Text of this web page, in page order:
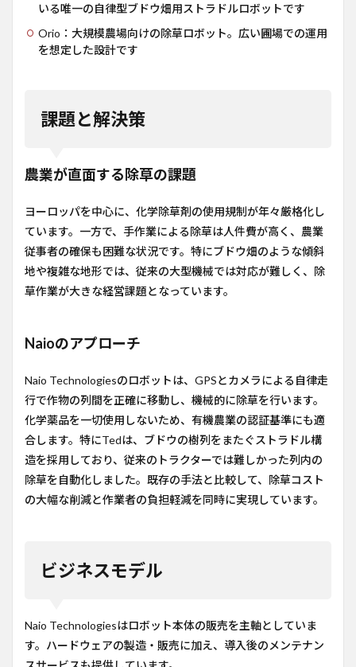
いる唯一の自律型ブドウ畑用ストラドルロボットです
Orio：大規模農場向けの除草ロボット。広い圃場での運用
を想定した設計です
課題と解決策
農業が直面する除草の課題
ヨーロッパを中心に、化学除草剤の使用規制が年々厳格化し
ています。一方で、手作業による除草は人件費が高く、農業
従事者の確保も困難な状況です。特にブドウ畑のような傾斜
地や複雑な地形では、従来の大型機械では対応が難しく、除
草作業が大きな経営課題となっています。
Naioのアプローチ
Naio Technologiesのロボットは、GPSとカメラによる自律走
行で作物の列間を正確に移動し、機械的に除草を行います。
化学薬品を一切使用しないため、有機農業の認証基準にも適
合します。特にTedは、ブドウの樹列をまたぐストラドル構
造を採用しており、従来のトラクターでは難しかった列内の
除草を自動化しました。既存の手法と比較して、除草コスト
の大幅な削減と作業者の負担軽減を同時に実現しています。
ビジネスモデル
Naio Technologiesはロボット本体の販売を主軸としていま
す。ハードウェアの製造・販売に加え、導入後のメンテナン